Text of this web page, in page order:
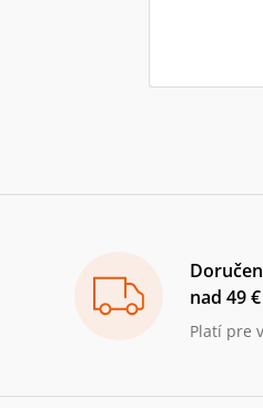
nad 49
Platí pre